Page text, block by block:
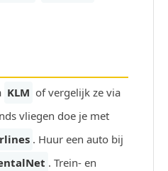
KLM of vergelijk ze via
vliegen doe je met
. Huur een auto bij
. Trein- en